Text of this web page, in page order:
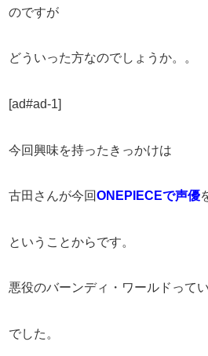
のですが
どういった方なのでしょうか。。
[ad#ad-1]
今回興味を持ったきっかけは
古田さんが今回ONEPIECEで声優
ということからです。
悪役のバーンディ・ワールドって
でした。